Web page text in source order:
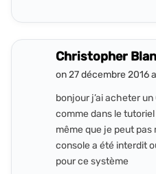
Christopher
on 27 décembre 2016
bonjour j’ai acheter
comme dans le
même que je peut
console a été interdit
pour ce système